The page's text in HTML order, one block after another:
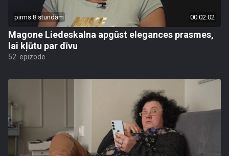
pirms 8 stundām 00:02:02
Magone Liedeskalna apgūst elegances prasmes,
lai kļūtu par dīvu
52. epizode